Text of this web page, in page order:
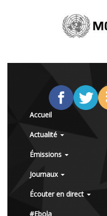
Accueil
Actualité
Émissions
Journaux
Écouter en direct
#Ebola